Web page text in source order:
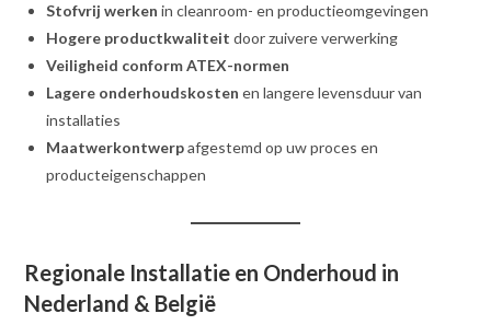
Stofvrij werken in cleanroom- en productieomgevingen
Hogere productkwaliteit door zuivere verwerking
Veiligheid conform ATEX-normen
Lagere onderhoudskosten en langere levensduur van
installaties
Maatwerkontwerpafgestemd op uw proces en
producteigenschappen
Regionale Installatie en Onderhoud in
Nederland & België